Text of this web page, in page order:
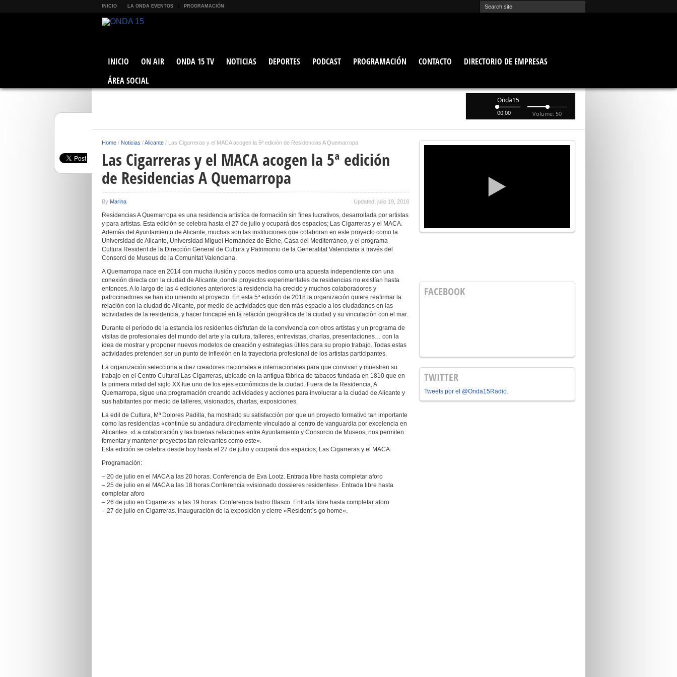
INICIO LA ONDA EVENTOS PROGRAMACIÓN
INICIO ON AIR ONDA 15 TV NOTICIAS DEPORTES PODCAST PROGRAMACIÓN CONTACTO
DIRECTORIO DE EMPRESAS
ÁREA SOCIAL
Onda15
00:00 Volume: 50
Home / Noticias /Alicante / Las Cigarreras y el MACA acogen la 5ª edición de Residencias A Quemarropa
Las Cigarreras y el MACA acogen la 5ª edición
de Residencias A Quemarropa
By Marina Updated: julio 19, 2018
Residencias A Quemarropa es una residencia artística de formación sin fines lucrativos, desarrollada por artistas
y para artistas. Esta edición se celebra hasta el 27 de julio y ocupará dos espacios; Las Cigarreras y el MACA.
Además del Ayuntamiento de Alicante, muchas son las instituciones que colaboran en este proyecto como la
Universidad de Alicante, Universidad Miguel Hernández de Elche, Casa del Mediterráneo, y el programa
Cultura Resident de la Dirección General de Cultura y Patrimonio de la Generalitat Valenciana a través del
Consorci de Museus de la Comunitat Valenciana.
A Quemarropa nace en 2014 con mucha ilusión y pocos medios como una apuesta independiente con una
conexión directa con la ciudad de Alicante, donde proyectos experimentales de residencias no existían hasta
entonces. A lo largo de las 4 ediciones anteriores la residencia ha crecido y muchos colaboradores y
patrocinadores se han ido uniendo al proyecto. En esta 5ª edición de 2018 la organización quiere reafirmar la
relación con la ciudad de Alicante, por medio de actividades que den más espacio a los ciudadanos en las
actividades de la residencia, y hacer hincapié en la relación geográfica de la ciudad y su vinculación con el mar.
Durante el periodo de la estancia los residentes disfrutan de la convivencia con otros artistas y un programa de
visitas de profesionales del mundo del arte y la cultura, talleres, entrevistas, charlas, presentaciones… con la
idea de mostrar y proponer nuevos modelos de creación y estrategias útiles para su propio trabajo. Todas estas
actividades pretenden ser un punto de inflexión en la trayectoria profesional de los artistas participantes.
La organización selecciona a diez creadores nacionales e internacionales para que convivan y muestren su
trabajo en el Centro Cultural Las Cigarreras, ubicado en la antigua fábrica de tabacos fundada en 1810 que en
la primera mitad del siglo XX fue uno de los ejes económicos de la ciudad. Fuera de la Residencia, A
Quemarropa, sigue una programación creando actividades y acciones para involucrar a la ciudad de Alicante y
sus habitantes por medio de talleres, visionados, charlas, exposiciones.
La edil de Cultura, Mª Dolores Padilla, ha mostrado su satisfacción por que un proyecto formativo tan importante
como las residencias «continúe su andadura directamente vinculado al centro de vanguardia por excelencia en
Alicante». «La colaboración y las buenas relaciones entre Ayuntamiento y Consorcio de Museos, nos permiten
fomentar y mantener proyectos tan relevantes como este».
Esta edición se celebra desde hoy hasta el 27 de julio y ocupará dos espacios; Las Cigarreras y el MACA.
Programación:
– 20 de julio en el MACA a las 20 horas. Conferencia de Eva Lootz. Entrada libre hasta completar aforo
– 25 de julio en el MACA a las 18 horas.Conferencia «visionado dossieres residentes». Entrada libre hasta
completar aforo
– 26 de julio en Cigarreras a las 19 horas. Conferencia Isidro Blasco. Entrada libre hasta completar aforo
– 27 de julio en Cigarreras. Inauguración de la exposición y cierre «Resident´s go home».
FACEBOOK
TWITTER
Tweets por el @Onda15Radio.